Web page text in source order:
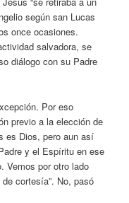
según san Lucas
once ocasiones.
salvadora, se
diálogo con su Padre
Por eso
previo a la elección de
es Dios, pero aun así
y el Espíritu en ese
Vemos por otro lado
cortesía”. No, pasó